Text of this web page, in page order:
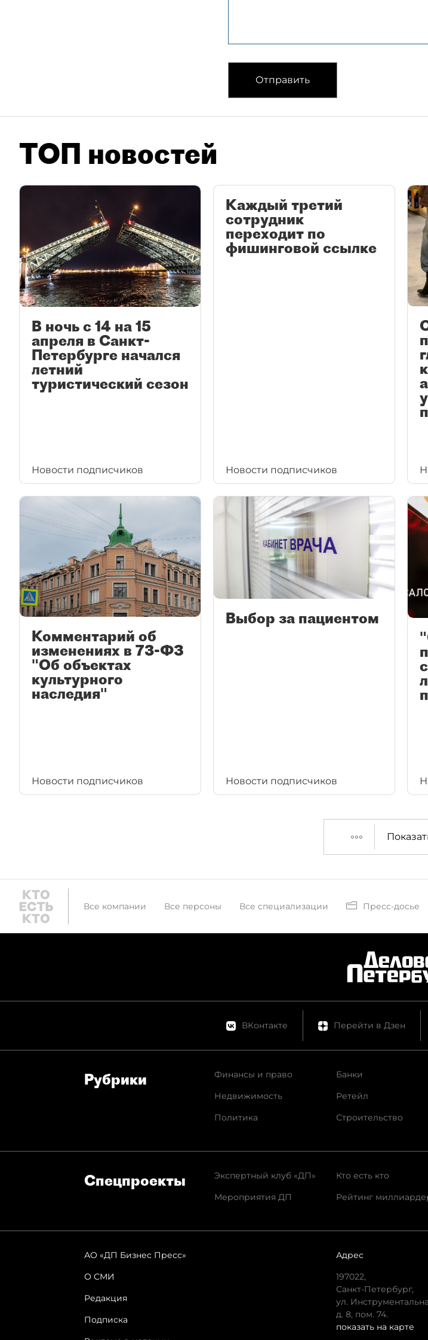
Отправить
ТОП новостей
В ночь с 14 на 15
апреля в Санкт-
Петербурге начался
летний
туристический сезон
Новости подписчиков
Каждый третий
сотрудник
переходит по
фишинговой ссылке
Новости подписчиков
Комментарий об
изменениях в 73-ФЗ
"Об объектах
культурного
наследия"
Новости подписчиков
Выбор за пациентом
Новости подписчиков
Все компании Все персоны Все специализации Пресс-досье
ВКонтакте Перейти в Дзен
Рубрики
Финансы и право
Недвижимость
Политика
Банки
Ретейл
Строительство
Спец­проекты
Экспертный клуб «ДП»
Мероприятия ДП
Кто есть кто
Рейтинг
АО «ДП Бизнес Пресс»
О СМИ
Редакция
Подписка
Адрес
197022,
Санкт-Петербург,
ул.
д. 8, пом. 74.
показать на карте